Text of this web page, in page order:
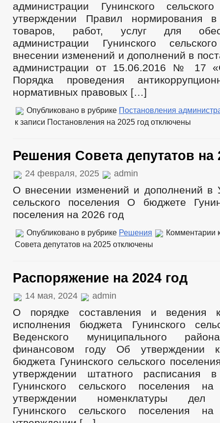
администрации Гунинского
утверждении Правил нормирования
товаров, работ, услуг для
администрации Гунинского
внесении изменений и дополнений в
администрации от 15.06.2016 № 17
Порядка проведения
нормативных правовых […]
Опубликовано в рубрике Постановления
к записи Постановления на 2025 год отключены
Решения Совета депутатов на
24 февраля, 2025 admin
О внесении изменений и дополнений в
сельского поселения О бюджете
поселения на 2026 год
Опубликовано в рубрике Решения Комментарии
Совета депутатов на 2025 отключены
Распоряжение на 2024 год
14 мая, 2024 admin
О порядке составления и ведения
исполнения бюджета Гунинского
Веденского муниципального
финансовом году Об утверждении
бюджета Гунинского сельского
утверждении штатного расписания в
Гунинского сельского поселения
утверждении номенклатуры дел
Гунинского сельского поселения